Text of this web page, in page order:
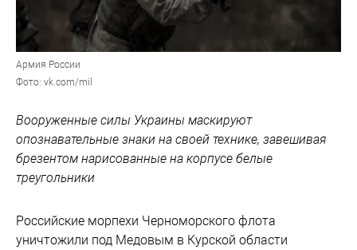
Армия России
Фото: vk.com/mil
Вооруженные силы Украины маскируют
опознавательные знаки на своей технике, завешивая
брезентом нарисованные на корпусе белые
треугольники
Российские морпехи Черноморского флота
уничтожили под Медовым в Курской области